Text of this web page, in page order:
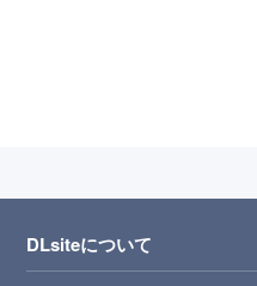
DLsiteについて